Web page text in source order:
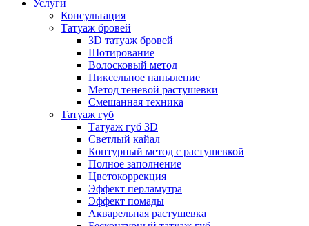
Услуги
Консультация
Татуаж бровей
3D татуаж бровей
Шотирование
Волосковый метод
Пиксельное напыление
Метод теневой растушевки
Смешанная техника
Татуаж губ
Татуаж губ 3D
Светлый кайал
Контурный метод с растушевкой
Полное заполнение
Цветокоррекция
Эффект перламутра
Эффект помады
Акварельная растушевка